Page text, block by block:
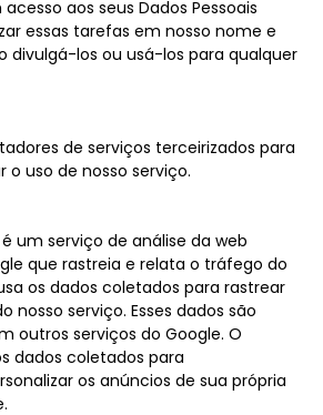
aos seus Dados Pessoais
essas tarefas em nosso nome e
divulgá-los ou usá-los para qualquer
de serviços terceirizados para
o uso de nosso serviço.
um serviço de análise da web
que rastreia e relata o tráfego do
os dados coletados para rastrear
nosso serviço. Esses dados são
outros serviços do Google. O
dados coletados para
os anúncios de sua própria